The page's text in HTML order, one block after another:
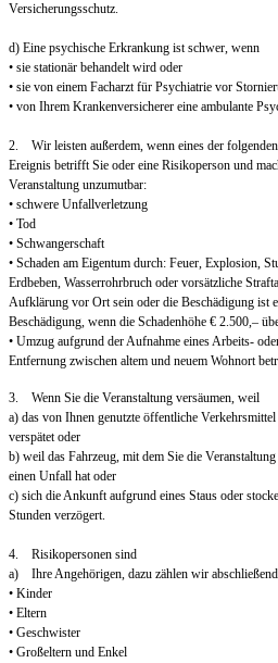
Versicherungsschutz.
d) Eine psychische Erkrankung ist schwer, wenn
• sie stationär behandelt wird oder
• sie von einem Facharzt für Psychiatrie vor
• von Ihrem Krankenversicherer eine ambulante
2. Wir leisten außerdem, wenn eines der
Ereignis betrifft Sie oder eine Risikoperson und
Veranstaltung unzumutbar:
• schwere Unfallverletzung
• Tod
• Schwangerschaft
• Schaden am Eigentum durch: Feuer, Explosion,
Erdbeben, Wasserrohrbruch oder vorsätzliche
Aufklärung vor Ort sein oder die Beschädigung ist
Beschädigung, wenn die Schadenhöhe € 2.500,–
• Umzug aufgrund der Aufnahme eines Arbeits-
Entfernung zwischen altem und neuem Wohnort
3. Wenn Sie die Veranstaltung versäumen, weil
a) das von Ihnen genutzte öffentliche
verspätet oder
b) weil das Fahrzeug, mit dem Sie die
einen Unfall hat oder
c) sich die Ankunft aufgrund eines Staus oder
Stunden verzögert.
4. Risikopersonen sind
a) Ihre Angehörigen, dazu zählen wir
• Kinder
• Eltern
• Geschwister
• Großeltern und Enkel